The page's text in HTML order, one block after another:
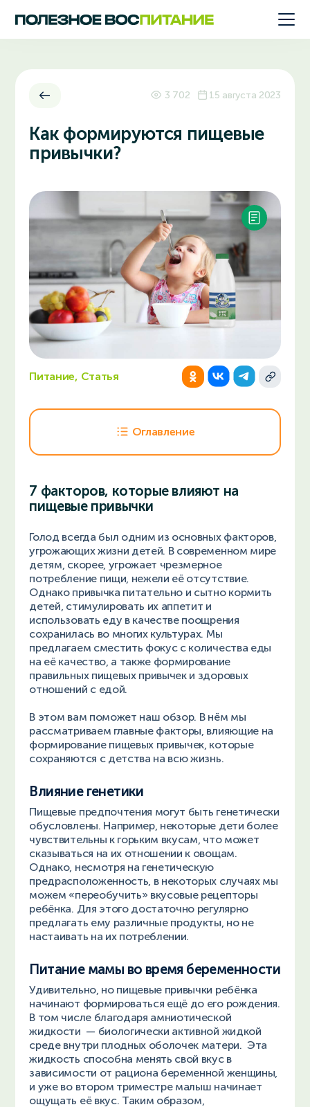
3 702 15 августа 2023
Как формируются пищевые
привычки?
Питание, Статья
Оглавление
7 факторов, которые влияют на
пищевые привычки
Голод всегда был одним из основных факторов,
угрожающих жизни детей. В современном мире
детям, скорее, угрожает чрезмерное
потребление пищи, нежели её отсутствие.
Однако привычка питательно и сытно кормить
детей, стимулировать их аппетит и
использовать еду в качестве поощрения
сохранилась во многих культурах. Мы
предлагаем сместить фокус с количества еды
на её качество, а также формирование
правильных пищевых привычек и здоровых
отношений с едой.
В этом вам поможет наш обзор. В нём мы
рассматриваем главные факторы, влияющие на
формирование пищевых привычек, которые
сохраняются с детства на всю жизнь.
Влияние генетики
Пищевые предпочтения могут быть генетически
обусловлены. Например, некоторые дети более
чувствительны к горьким вкусам, что может
сказываться на их отношении к овощам.
Однако, несмотря на генетическую
предрасположенность, в некоторых случаях мы
можем «переобучить» вкусовые рецепторы
ребёнка. Для этого достаточно регулярно
предлагать ему различные продукты, но не
настаивать на их потреблении.
Питание мамы во время беременности
Удивительно, но пищевые привычки ребёнка
начинают формироваться ещё до его рождения.
В том числе благодаря амниотической
жидкости — биологически активной жидкой
среде внутри плодных оболочек матери. Эта
жидкость способна менять свой вкус в
зависимости от рациона беременной женщины,
и уже во втором триместре малыш начинает
ощущать её вкус. Таким образом,